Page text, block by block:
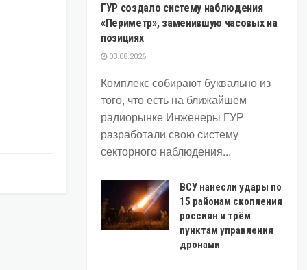
ГУР создало систему наблюдения
«Периметр», заменившую часовых на
позициях
03.08.2026
Комплекс собирают буквально из
того, что есть на ближайшем
радиорынке Инженеры ГУР
разработали свою систему
секторного наблюдения...
ВСУ нанесли удары по
15 районам скопления
россиян и трём
пунктам управления
дронами